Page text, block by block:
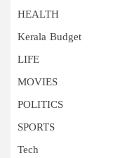
HEALTH
Kerala Budget
LIFE
MOVIES
POLITICS
SPORTS
Tech